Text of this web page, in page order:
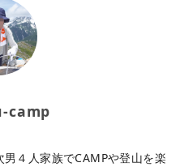
camp
４人家族でCAMPや登山を楽